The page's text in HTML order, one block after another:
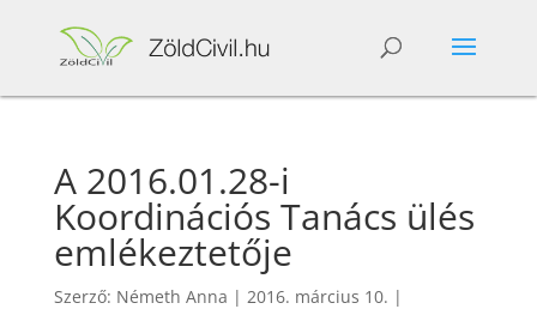
A 2016.01.28-i
Koordinációs Tanács ülés
emlékeztetője
Szerző: Németh Anna | 2016. március 10. |